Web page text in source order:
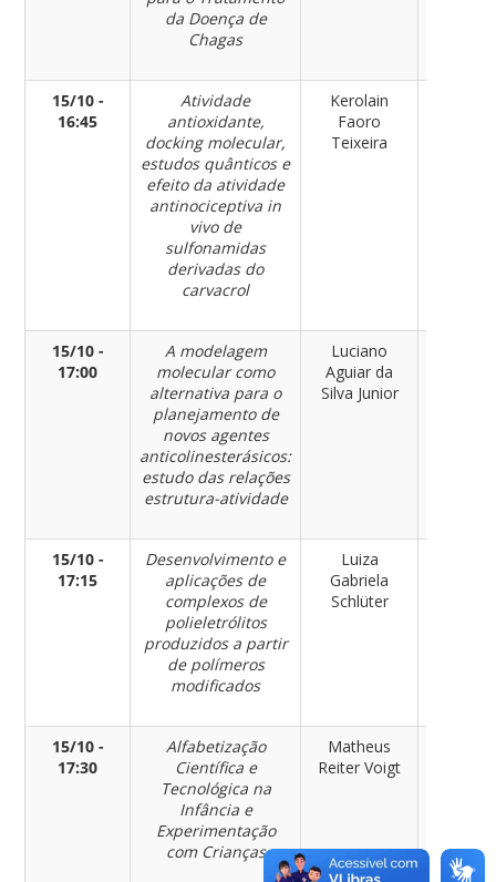
da Doença de
Chagas
15/10 -
16:45
Atividade
antioxidante,
docking molecular,
estudos quânticos e
efeito da atividade
antinociceptiva in
vivo de
sulfonamidas
derivadas do
carvacrol
Kerolain
Faoro
Teixeira
15/10 -
17:00
A modelagem
molecular como
alternativa para o
planejamento de
novos agentes
anticolinesterásicos:
estudo das relações
estrutura-atividade
Luciano
Aguiar da
Silva Junior
15/10 -
17:15
Desenvolvimento e
aplicações de
complexos de
polieletrólitos
produzidos a partir
de polímeros
modificados
Luiza
Gabriela
Schlüter
15/10 -
17:30
Alfabetização
Científica e
Tecnológica na
Infância e
Experimentação
com Crianças
Matheus
Reiter Voigt